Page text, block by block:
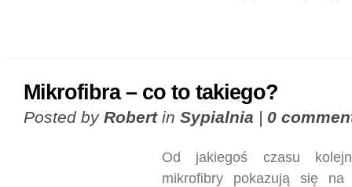
Mikrofibra – co to takiego?
Posted by Robertin Sypialnia | 0
Od jakiegoś czasu
mikrofibry pokazują się na